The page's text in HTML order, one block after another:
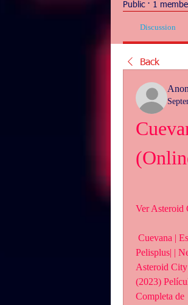
Public · 1
Discussion
Back
Ver Asteroid
Pelisplus| |
Asteroid
(2023)
Completa de